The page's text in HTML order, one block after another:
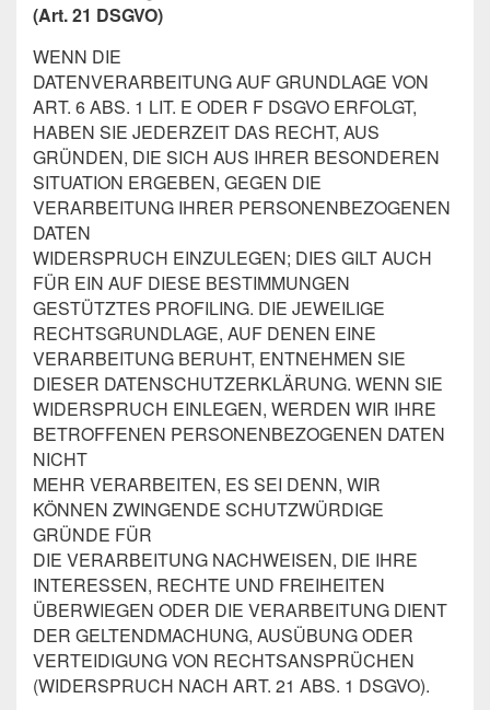
(Art. 21 DSGVO)
WENN DIE
DATENVERARBEITUNG AUF GRUNDLAGE VON
ART. 6 ABS. 1 LIT. E ODER F DSGVO ERFOLGT,
HABEN SIE JEDERZEIT DAS RECHT, AUS
GRÜNDEN, DIE SICH AUS IHRER BESONDEREN
SITUATION ERGEBEN, GEGEN DIE
VERARBEITUNG IHRER PERSONENBEZOGENEN
DATEN
WIDERSPRUCH EINZULEGEN; DIES GILT AUCH
FÜR EIN AUF DIESE BESTIMMUNGEN
GESTÜTZTES PROFILING. DIE JEWEILIGE
RECHTSGRUNDLAGE, AUF DENEN EINE
VERARBEITUNG BERUHT, ENTNEHMEN SIE
DIESER DATENSCHUTZERKLÄRUNG. WENN SIE
WIDERSPRUCH EINLEGEN, WERDEN WIR IHRE
BETROFFENEN PERSONENBEZOGENEN DATEN
NICHT
MEHR VERARBEITEN, ES SEI DENN, WIR
KÖNNEN ZWINGENDE SCHUTZWÜRDIGE
GRÜNDE FÜR
DIE VERARBEITUNG NACHWEISEN, DIE IHRE
INTERESSEN, RECHTE UND FREIHEITEN
ÜBERWIEGEN ODER DIE VERARBEITUNG DIENT
DER GELTENDMACHUNG, AUSÜBUNG ODER
VERTEIDIGUNG VON RECHTSANSPRÜCHEN
(WIDERSPRUCH NACH ART. 21 ABS. 1 DSGVO).